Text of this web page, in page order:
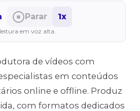
Parar 1x
em voz alta.
de vídeos com
em conteúdos
online e offline. Produz
com formatos dedicados